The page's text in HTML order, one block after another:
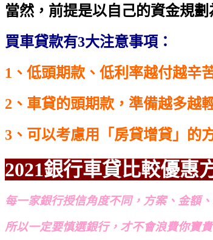
當然，前提是以自己的資金規劃
買車貸款有3大注意事項：
1、低頭期款、低利率越付越辛
2、車貸的頭期款，準備越多越
3、可以考慮用「房貸增貸」的
2021銀行車貸比較優惠
每一家銀行授信角度不同，方案、金額
所以一定要慎選銀行，才不會浪費你寶